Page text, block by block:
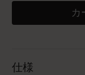
カ
仕様